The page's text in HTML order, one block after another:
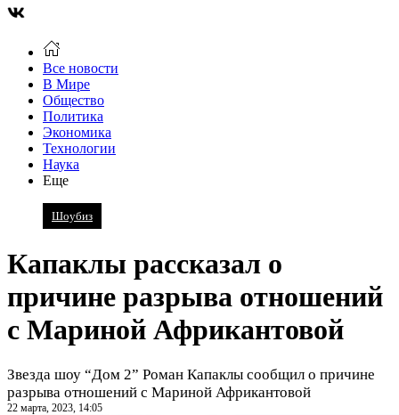
Все новости
В Мире
Общество
Политика
Экономика
Технологии
Наука
Еще
Шоубиз
Капаклы рассказал о
причине разрыва отношений
с Мариной Африкантовой
Звезда шоу “Дом 2” Роман Капаклы сообщил о причине
разрыва отношений с Мариной Африкантовой
22 марта, 2023, 14:05